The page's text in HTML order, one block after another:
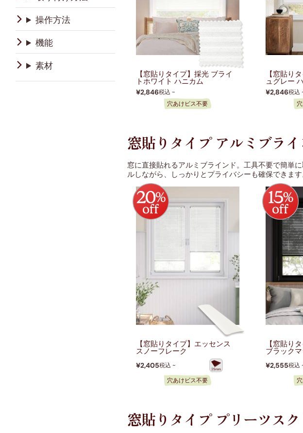
操作方法
機能
素材
【窓貼りタイプ】採光 ブライ
トホワイト ハニカム
¥2,846税込 ~
穴あけビス不要
【窓貼り
ュグレー
¥2,846税込
窓貼りタイプ アルミブラ
窓に直接貼れるアルミブラインド。工具不要で簡単
ルしながら、しっかりとプライバシーも確保できま
【窓貼りタイプ】エッセンス
スノーフレーク
¥2,405税込 ~
穴あけビス不要
【窓貼り
ブラック
¥2,555税込
窓貼りタイプ プリーツス